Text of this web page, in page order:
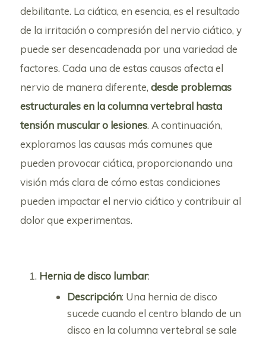
debilitante. La ciática, en esencia, es el resultado
de la irritación o compresión del nervio ciático, y
puede ser desencadenada por una variedad de
factores. Cada una de estas causas afecta el
nervio de manera diferente, desde problemas
estructurales en la columna vertebral hasta
tensión muscular o lesiones. A continuación,
exploramos las causas más comunes que
pueden provocar ciática, proporcionando una
visión más clara de cómo estas condiciones
pueden impactar el nervio ciático y contribuir al
dolor que experimentas.
Hernia de disco lumbar:
Descripción: Una hernia de disco
sucede cuando el centro blando de un
disco en la columna vertebral se sale